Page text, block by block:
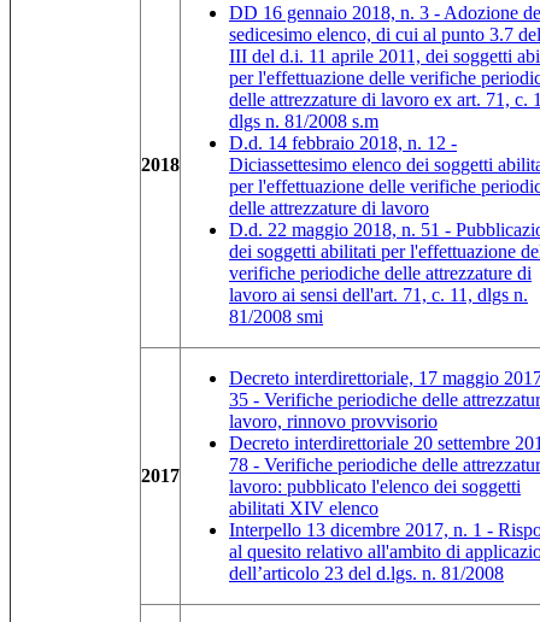
2018
DD 16 gennaio 2018, n. 3 - Adozione
sedicesimo elenco, di cui al punto 3.7
III del d.i. 11 aprile 2011, dei soggetti
per l'effettuazione delle verifiche
delle attrezzature di lavoro ex art. 71, c.
dlgs n. 81/2008 s.m
D.d. 14 febbraio 2018, n. 12 -
Diciassettesimo elenco dei soggetti
per l'effettuazione delle verifiche
delle attrezzature di lavoro
D.d. 22 maggio 2018, n. 51 -
dei soggetti abilitati per l'effettuazione
verifiche periodiche delle attrezzature di
lavoro ai sensi dell'art. 71, c. 11, dlgs n.
81/2008 smi
2017
Decreto interdirettoriale, 17 maggio
35 - Verifiche periodiche delle
lavoro, rinnovo provvisorio
Decreto interdirettoriale 20 settembre
78 - Verifiche periodiche delle
lavoro: pubblicato l'elenco dei soggetti
abilitati XIV elenco
Interpello 13 dicembre 2017, n. 1 -
al quesito relativo all'ambito di
dell’articolo 23 del d.lgs. n. 81/2008